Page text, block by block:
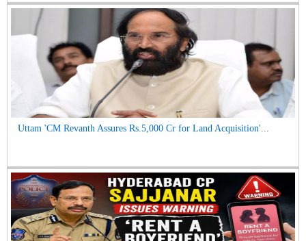
Uttam 'CM Revanth Assures Rs.5,000 Cr for Land Acquisition'...